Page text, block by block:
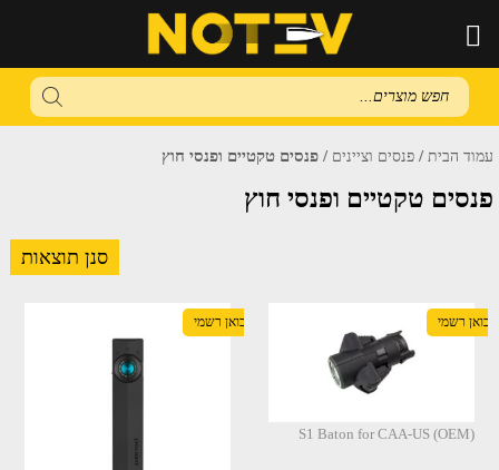
Products
search
עמוד הבית / פנסים וציינים / פנסים טקטיים ופנסי חוץ
פנסים טקטיים ופנסי חוץ
סנן תוצאות
יבואן רשמי
S1 Baton for CAA-US (OEM)
יבואן רשמי